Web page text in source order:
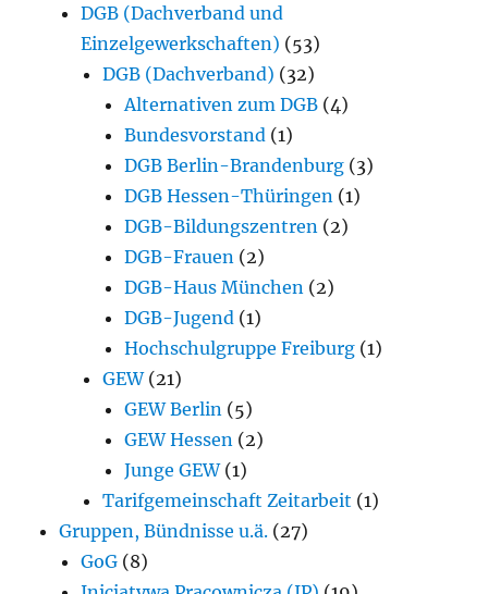
DGB (Dachverband und
Einzelgewerkschaften) (53)
DGB (Dachverband) (32)
Alternativen zum DGB (4)
Bundesvorstand (1)
DGB Berlin-Brandenburg (3)
DGB Hessen-Thüringen (1)
DGB-Bildungszentren (2)
DGB-Frauen (2)
DGB-Haus München (2)
DGB-Jugend (1)
Hochschulgruppe Freiburg (1)
GEW(21)
GEW Berlin (5)
GEW Hessen (2)
Junge GEW(1)
Tarifgemeinschaft Zeitarbeit (1)
Gruppen, Bündnisse u.ä. (27)
GoG (8)